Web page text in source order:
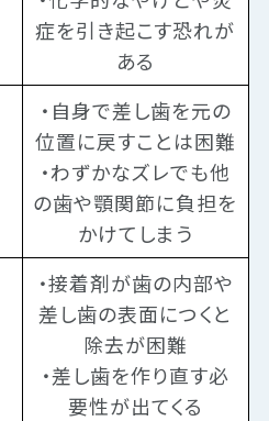
症を引き起こす恐れが
ある
・自身で差し歯を元の
位置に戻すことは困難
・わずかなズレでも他
の歯や顎関節に負担を
かけてしまう
・接着剤が歯の内部や
差し歯の表面につくと
除去が困難
・差し歯を作り直す必
要性が出てくる